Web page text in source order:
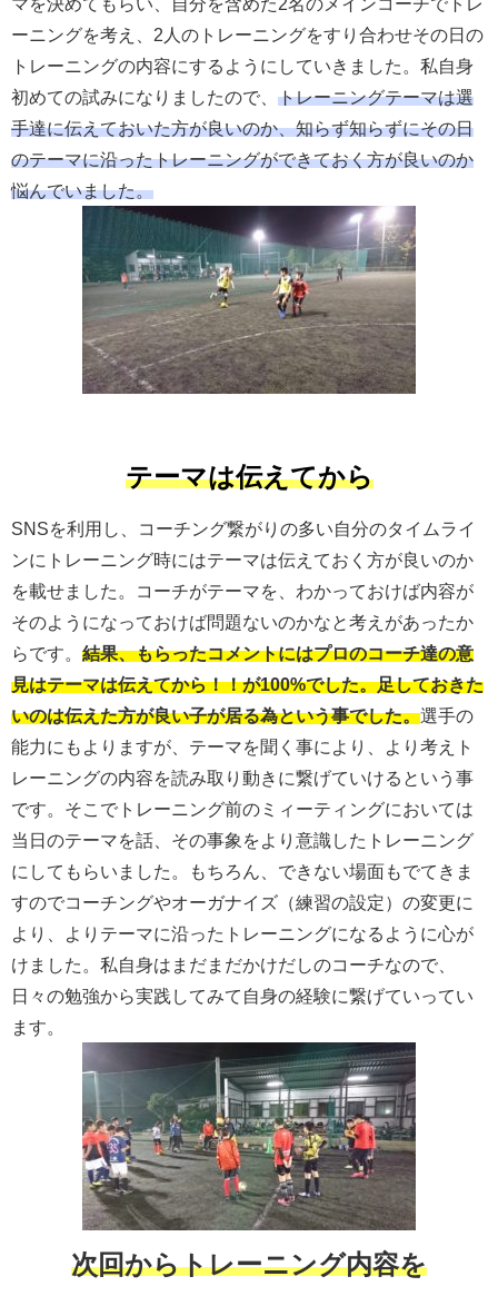
ーニングを考え、2人のトレーニングをすり合わせその日の
トレーニングの内容にするようにしていきました。私自身
初めての試みになりましたので、 トレーニングテーマは選
手達に伝えておいた方が良いのか、知らず知らずにその日
のテーマに沿ったトレーニングができておく方が良いのか
悩んでいました。
テーマは伝えてから
SNSを利用し、コーチング繋がりの多い自分のタイムライ
ンにトレーニング時にはテーマは伝えておく方が良いのか
を載せました。コーチがテーマを、わかっておけば内容が
そのようになっておけば問題ないのかなと考えがあったか
らです。 結果、もらったコメントにはプロのコーチ達の意
見はテーマは伝えてから！！が100%でした。足しておきた
いのは伝えた方が良い子が居る為という事でした。選手の
能力にもよりますが、テーマを聞く事により、より考えト
レーニングの内容を読み取り動きに繋げていけるという事
です。そこでトレーニング前のミィーティングにおいては
当日のテーマを話、その事象をより意識したトレーニング
にしてもらいました。もちろん、できない場面もでてきま
すのでコーチングやオーガナイズ（練習の設定）の変更に
より、よりテーマに沿ったトレーニングになるように心が
けました。私自身はまだまだかけだしのコーチなので、
日々の勉強から実践してみて自身の経験に繋げていってい
ます。
次回からトレーニング内容を